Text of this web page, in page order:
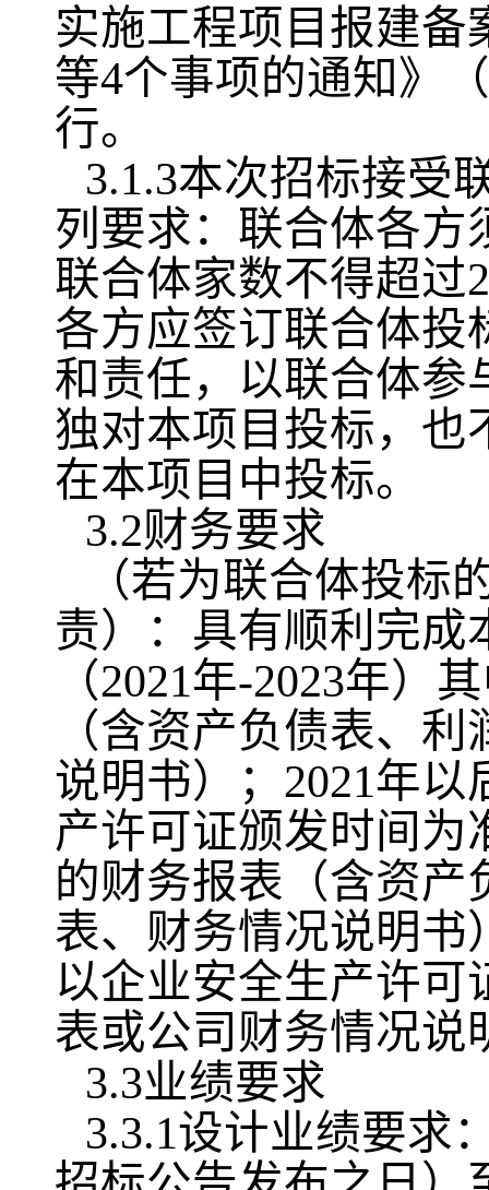
实施工程项目报建备
等4个事项的通知》
行。
3.1.3本次招标接受
列要求：联合体各方
联合体家数不得超过
各方应签订联合体投
和责任，以联合体参
独对本项目投标，也
在本项目中投标。
3.2财务要求
（若为联合体投标
责）：具有顺利完成
（2021年-2023年）
（含资产负债表、
说明书）；2021年
产许可证颁发时间为
的财务报表（含资产
表、财务情况说明书
以企业安全生产许
表或公司财务情况说
3.3业绩要求
3.3.1设计业绩要求